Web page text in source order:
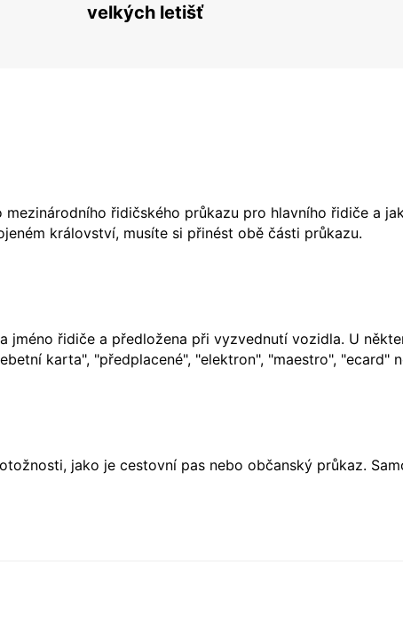
velkých letišť
řidičského průkazu pro hlavního řidiče a
království, musíte si přinést obě části průkazu.
řidiče a předložena při vyzvednutí vozidla. U
karta", "předplacené", "elektron", "maestro", "ecard"
jako je cestovní pas nebo občanský průkaz.